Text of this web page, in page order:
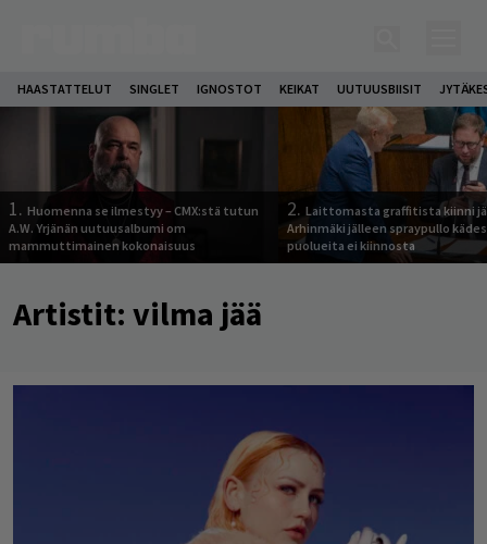
HAASTATTELUT SINGLET IGNOSTOT KEIKAT UUTUUSBIISIT
1. Huomenna se ilmestyy – CMX:stä tutun
A.W. Yrjänän uutuusalbumi om
mammuttimainen kokonaisuus
2. Laittomasta graffitista kiinni
Arhinmäki jälleen spraypullo
puolueita ei kiinnosta
Artistit: vilma jää